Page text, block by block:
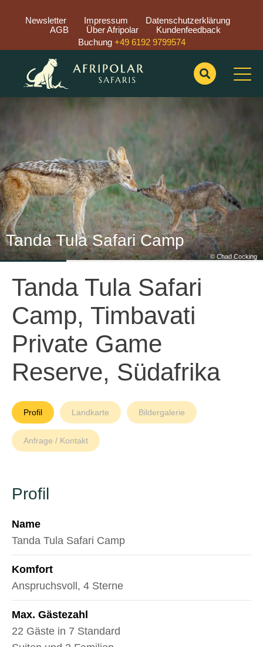
Newsletter Impressum
Datenschutzerklärung
AGB
Über Afripolar
Kundenfeedback
Buchung +49 6192 9799574
Previous
© Chad Cocking
Tanda Tula Safari Camp
Tanda Tula Safari
Camp, Timbavati
Private Game
Reserve, Südafrika
Profil Landkarte Bildergalerie
Anfrage / Kontakt
Profil
Name
Tanda Tula Safari Camp
Komfort
Anspruchsvoll, 4 Sterne
Max. Gästezahl
22 Gäste in 7 Standard